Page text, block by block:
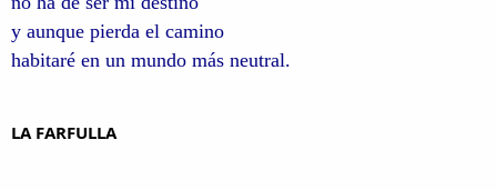
y aunque pierda el camino
habitaré en un mundo más neutral.
LA FARFULLA